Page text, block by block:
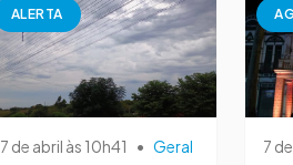
ALERTA
7 de abril às 10h41 • Geral 7